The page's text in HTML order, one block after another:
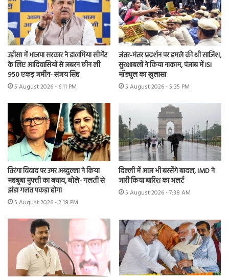
उड़ीसा में भाजपा सरकार ने डालमिया सीमेंट
के लिए आदिवासियों से जबरन छीन ली
950 एकड़ जमीन- संजय सिंह
5 August 2026 - 6:11 PM
जंतर-मंतर प्रदर्शन पर हमले की थी साजिश,
सुरक्षाबलों ने किया नाकाम, पंजाब में ISI
मॉड्यूल का खुलासा
5 August 2026 - 5:35 PM
तिरंगा विवाद पर उमर अब्दुल्ला ने किया
महबूबा मुफ्ती का बचाव, बोले- गलती से
झंडा गलत पकड़ा होगा
5 August 2026 - 2:18 PM
दिल्ली में आज भी बरसेंगे बादल, IMD ने
जारी किया बारिश का अलर्ट
5 August 2026 - 7:38 AM